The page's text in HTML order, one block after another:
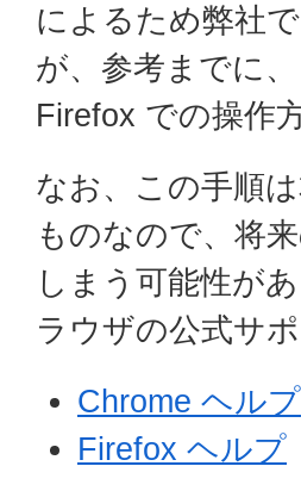
によるため弊社
が、参考までに
Firefox での操作
なお、この手順
ものなので、将
しまう可能性が
ラウザの公式サ
Chrome ヘルプ
Firefox ヘルプ